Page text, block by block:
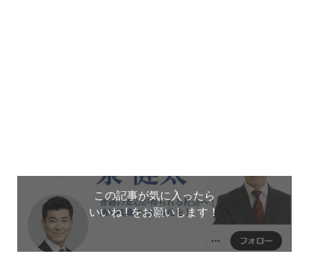
この記事が気に入ったら
いいね ! をお願いします！